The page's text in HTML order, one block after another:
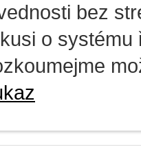
bez
o